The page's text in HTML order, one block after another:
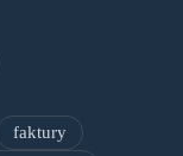
faktury